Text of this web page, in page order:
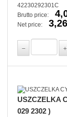
42230292301C
Brutto price:
Net price:
USZCZELKA
029 2302 )